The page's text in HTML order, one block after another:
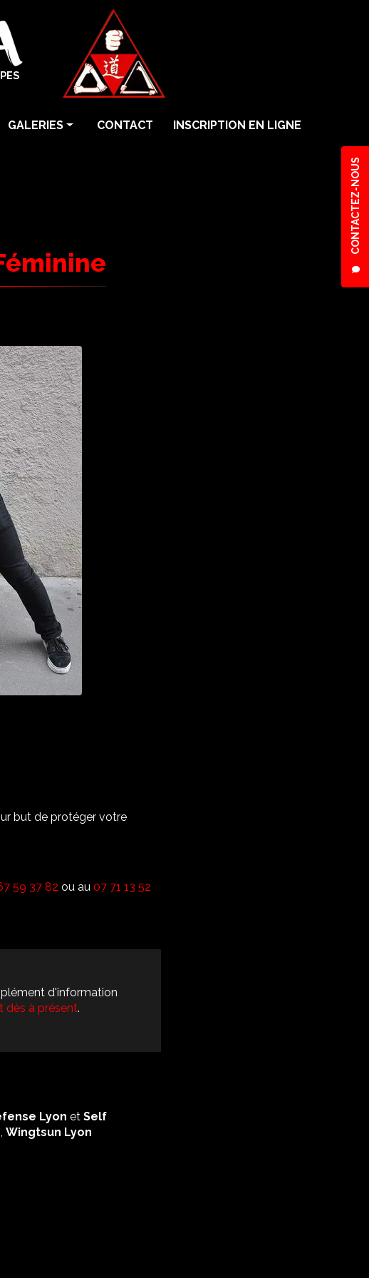
CONTACTEZ-NOUS
GALERIES CONTACT INSCRIPTION EN LIGNE
but de protéger votre
59 37 82 ou au 07 71 13 52
d'information
dès à présent.
Lyon et Self
, Wingtsun Lyon